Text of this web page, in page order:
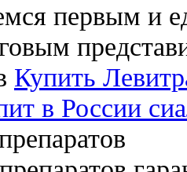
первым и
Купить
в России